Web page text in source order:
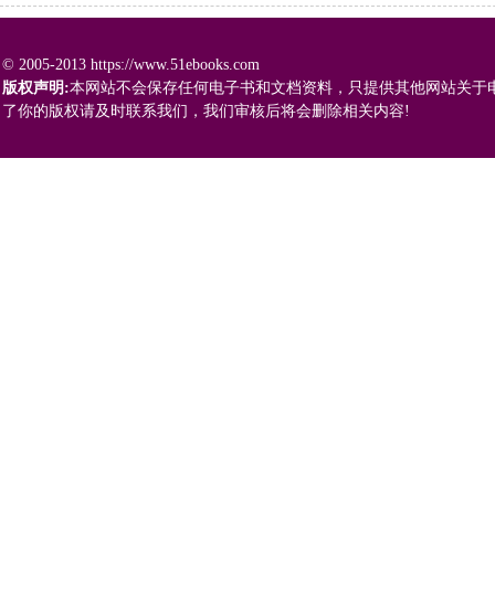
© 2005-2013 https://www.51ebooks.com
版权声明:本网站不会保存任何电子书和文档资料，只提供其他网站关
了你的版权请及时联系我们，我们审核后将会删除相关内容!